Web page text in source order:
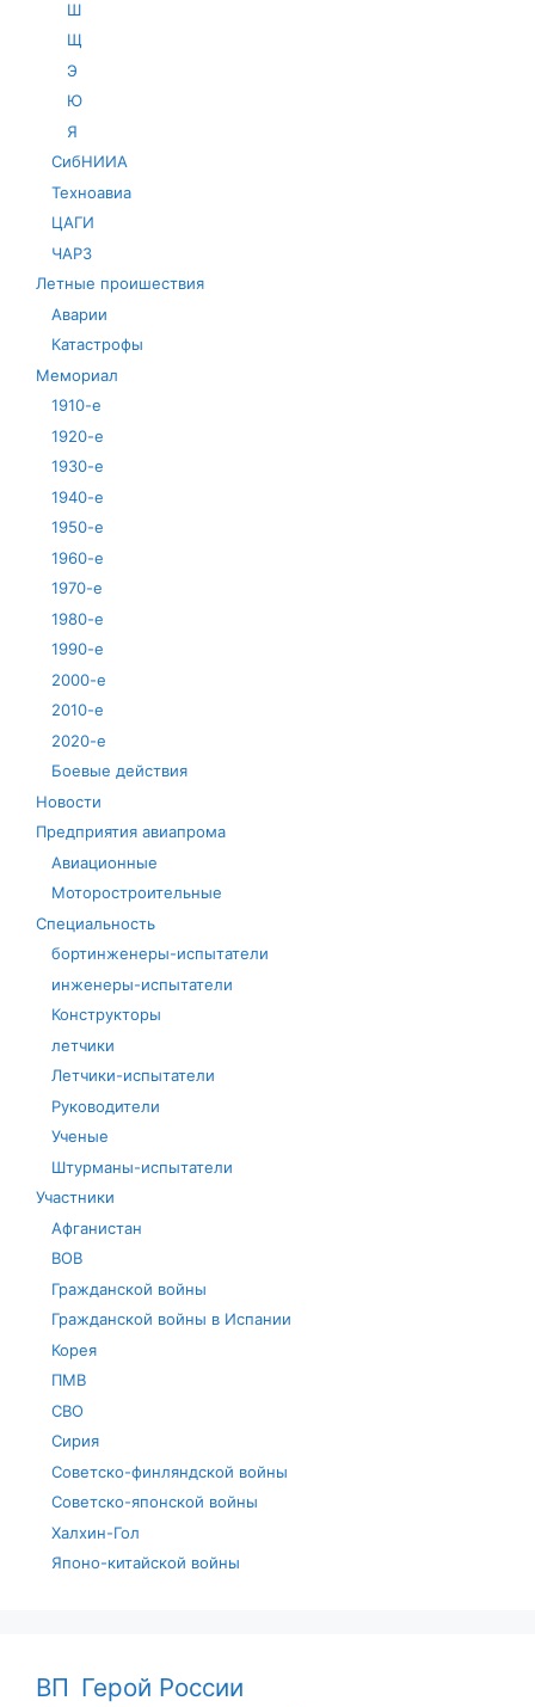
Ш
Щ
Э
Ю
Я
СибНИИА
Техноавиа
ЦАГИ
ЧАРЗ
Летные проишествия
Аварии
Катастрофы
Мемориал
1910-е
1920-е
1930-е
1940-е
1950-е
1960-е
1970-е
1980-е
1990-е
2000-е
2010-е
2020-е
Боевые действия
Новости
Предприятия авиапрома
Авиационные
Моторостроительные
Специальность
бортинженеры-испытатели
инженеры-испытатели
Конструкторы
летчики
Летчики-испытатели
Руководители
Ученые
Штурманы-испытатели
Участники
Афганистан
ВОВ
Гражданской войны
Гражданской войны в Испании
Корея
ПМВ
СВО
Сирия
Советско-финляндской войны
Советско-японской войны
Халхин-Гол
Японо-китайской войны
ВП Герой России